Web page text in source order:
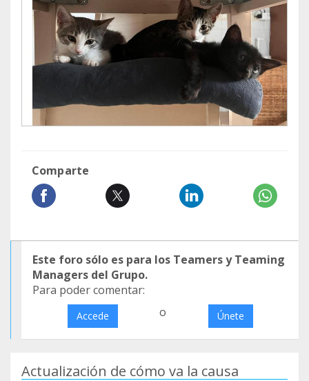
Comparte
Este foro sólo es para los Teamers y Teaming
Managers del Grupo.
Para poder comentar:
Accede o Únete
Actualización de cómo va la causa